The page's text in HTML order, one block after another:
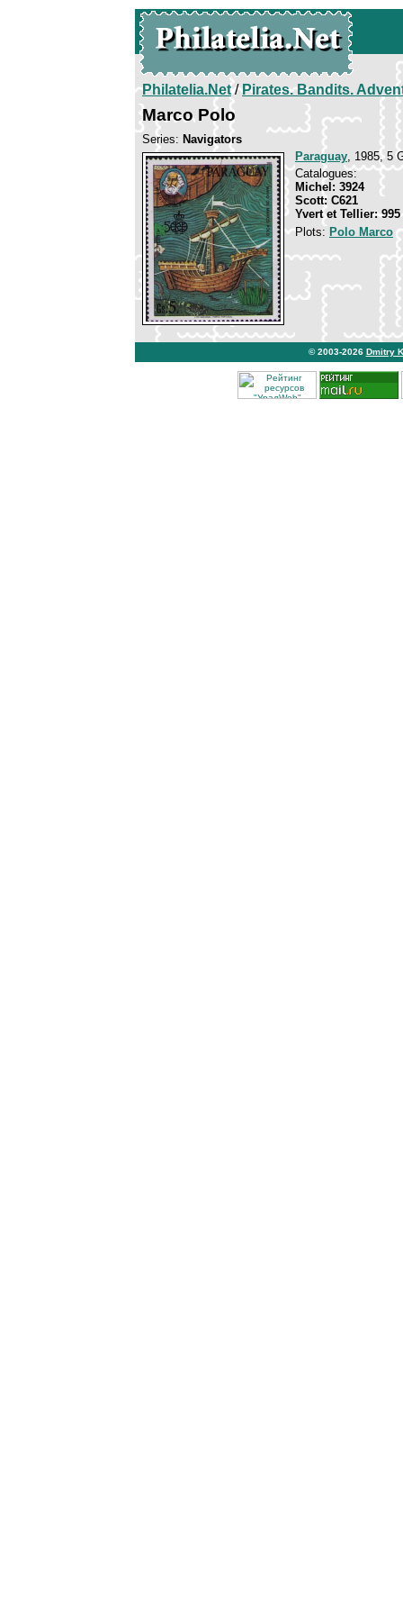
Philatelia.Net/Pirates. Bandits.
Marco Polo
Series: Navigators
Paraguay, 1985, 5
Catalogues:
Michel: 3924
Scott: C621
Yvert et Tellier:
Plots: Polo Marco
© 2003-2026 Dmitry